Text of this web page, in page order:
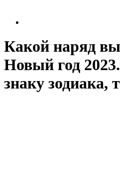
Какой наряд
Новый год
знаку зодиака,